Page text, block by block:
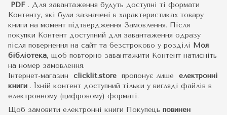
PDF . Для завантаження будуть доступні ті формати
Контенту, які були зазначені в характеристиках товару
книги на момент підтвердження Замовлення. Після
покупки Контент доступний для завантаження одразу
після повернення на сайт та безстроково у розділі Моя
бібліотека, щоб повторно завантажити Контент натисніть
на номер замовлення.
Інтернет-магазин clicklit.store пропонує лише електронні
книги . Їхній контент доступний тільки у вигляді файлів в
електронному (цифровому) форматі.
Щоб замовити електронні книги Покупець повинен